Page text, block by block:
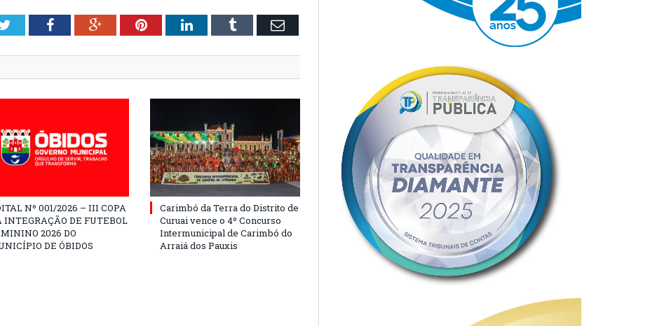
TwitterFacebookGoogle+PinterestLinkedInTumblr Email
Nº 001/2026 – III COPA
INTEGRAÇÃO DE FUTEBOL
2026 DO
DE ÓBIDOS
Carimbó da Terra do Distrito de
Curuai vence o 4º Concurso
Intermunicipal de Carimbó do
Arraiá dos Pauxis